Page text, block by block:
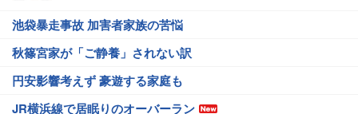
池袋暴走事故 加害者家族の苦悩
秋篠宮家が「ご静養」されない訳
円安影響考えず 豪遊する家庭も
JR横浜線で居眠りのオーバーラン